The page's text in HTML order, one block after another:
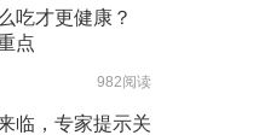
吃才更健康？
点
982阅读
临，专家提示关